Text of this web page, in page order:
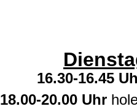
16.30-16.45
18.00-20.00 Uhr